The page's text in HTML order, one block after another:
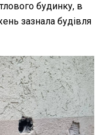
будинку, в
зазнала будівля